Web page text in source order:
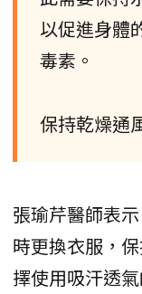
以促進身體
毒素。
保持乾燥通
張瑜芹醫師表
時更換衣服，
擇使用吸汗透